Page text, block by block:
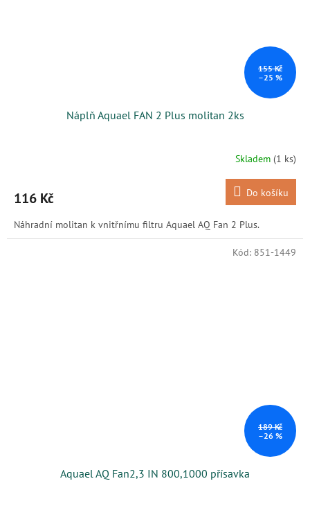
155 Kč
–25 %
Náplň Aquael FAN 2 Plus molitan 2ks
Skladem (1 ks)
116 Kč Do košíku
Náhradní molitan k vnitřnímu filtru Aquael AQ Fan 2 Plus.
189 Kč
–26 %
Aquael AQ Fan2,3 IN 800,1000 přísavka
Kód: 851-1449